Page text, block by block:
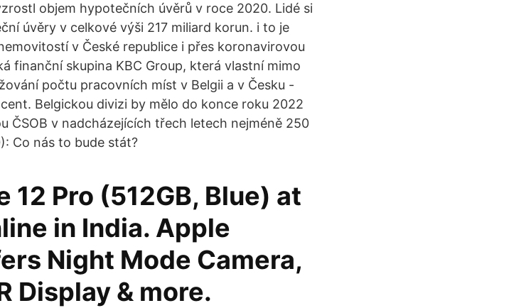
objem hypotečních úvěrů v roce 2020. Lidé si
úvěry v celkové výši 217 miliard korun. i to je
v České republice i přes koronavirovou
finanční skupina KBC Group, která vlastní mimo
počtu pracovních míst v Belgii a v Česku -
Belgickou divizi by mělo do konce roku 2022
ČSOB v nadcházejících třech letech nejméně 250
Co nás to bude stát?
12 Pro (512GB, Blue) at
in India. Apple
Night Mode Camera,
Display & more.